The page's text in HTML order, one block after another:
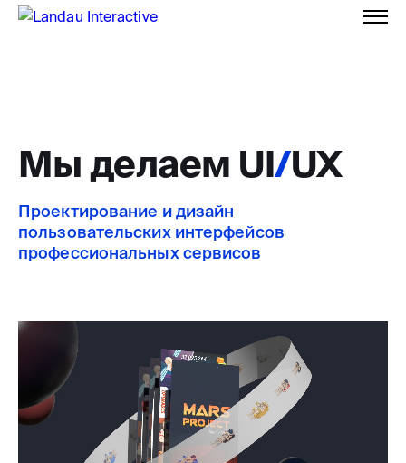
Мы делаем UI/UX
Проектирование и дизайн
пользовательских интерфейсов
профессиональных сервисов